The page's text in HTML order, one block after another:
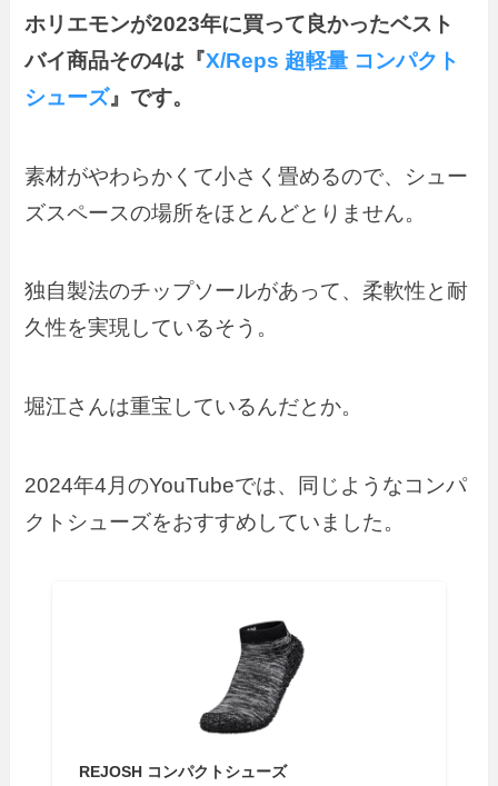
ホリエモンが2023年に買って良かったベスト
バイ商品その4は『X/Reps 超軽量 コンパクト
シューズ』です。
素材がやわらかくて小さく畳めるので、シュー
ズスペースの場所をほとんどとりません。
独自製法のチップソールがあって、柔軟性と耐
久性を実現しているそう。
堀江さんは重宝しているんだとか。
2024年4月のYouTubeでは、同じようなコンパ
クトシューズをおすすめしていました。
REJOSH コンパクトシューズ